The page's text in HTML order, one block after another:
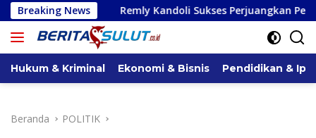
Langsung
ke
konten
Breaking News
Remly Kandoli Sukses Perjuangkan Perbaikan Jalan
Hukum & Kriminal Ekonomi & Bisnis Pendidikan &
Beranda POLITIK